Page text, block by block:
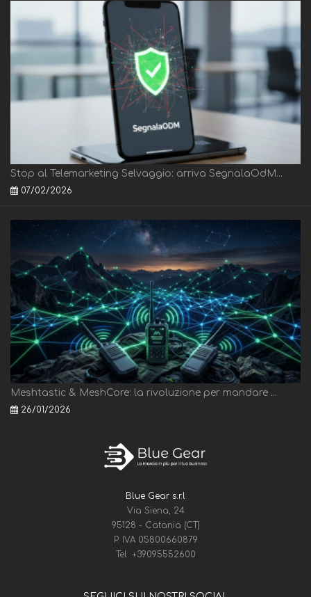
Stop al Telemarketing Selvaggio: arriva SegnalaOdM...
07/02/2026
Meshtastic & MeshCore: la rivoluzione per mandare ...
26/01/2026
Blue Gear s.r.l
Via Siena, 24
95128 - Catania (CT)
P. IVA 05800660879
Tel.
+39095552600